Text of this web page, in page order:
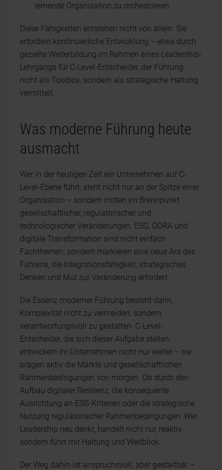
lernende Organisation zu orchestrieren
Diese Fähigkeiten entstehen nicht von allein. Sie
erfordern kontinuierliche Entwicklung – etwa durch
gezielte Weiterbildung im Rahmen eines Leadership-
Lehrgangs für C-Level-Entscheider, der Führung
nicht als Toolbox, sondern als strategische Haltung
vermittelt.
Was moderne Führung heute
ausmacht
Wer in der heutigen Zeit ein Unternehmen auf C-
Level-Ebene führt, steht nicht nur an der Spitze einer
Organisation – sondern mitten im Brennpunkt
gesellschaftlicher, regulatorischer und
technologischer Veränderungen. ESG, DORA und
digitale Transformation sind nicht einfach
Fachthemen, sondern markieren eine neue Ära des
Führens, die Integrationsfähigkeit, strategisches
Denken und Mut zur Veränderung erfordert.
Die Essenz moderner Führung besteht darin,
Komplexität nicht zu vermeiden, sondern
verantwortungsvoll zu gestalten. C-Level-
Entscheider, die sich dieser Aufgabe stellen,
entwickeln ihr Unternehmen nicht nur weiter – sie
prägen aktiv die Märkte und gesellschaftlichen
Rahmenbedingungen von morgen. Ob durch den
Aufbau digitaler Resilienz, die konsequente
Ausrichtung an ESG-Kriterien oder die strategische
Nutzung regulatorischer Rahmenbedingungen: Wer
Leadership neu denkt, handelt nicht nur reaktiv,
sondern führt mit Haltung und Weitblick.
Der Weg dahin ist anspruchsvoll, aber gestaltbar –